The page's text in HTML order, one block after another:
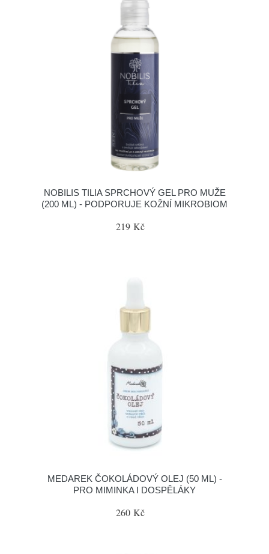
NOBILIS TILIA SPRCHOVÝ GEL PRO MUŽE
(200 ML) - PODPORUJE KOŽNÍ MIKROBIOM
219 Kč
MEDAREK ČOKOLÁDOVÝ OLEJ (50 ML) -
PRO MIMINKA I DOSPĚLÁKY
260 Kč